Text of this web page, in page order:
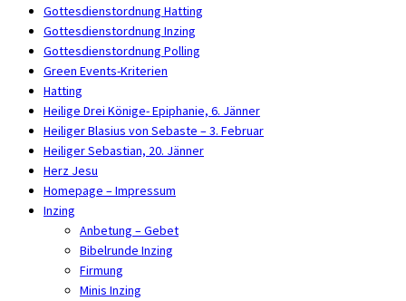
Gottesdienstordnung Hatting
Gottesdienstordnung Inzing
Gottesdienstordnung Polling
Green Events-Kriterien
Hatting
Heilige Drei Könige- Epiphanie, 6. Jänner
Heiliger Blasius von Sebaste – 3. Februar
Heiliger Sebastian, 20. Jänner
Herz Jesu
Homepage – Impressum
Inzing
Anbetung – Gebet
Bibelrunde Inzing
Firmung
Minis Inzing